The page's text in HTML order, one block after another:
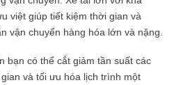
việt giúp tiết kiệm thời gian và
vận chuyển hàng hóa lớn và nặng.
bạn có thể cắt giảm tần suất các
và tối ưu hóa lịch trình một